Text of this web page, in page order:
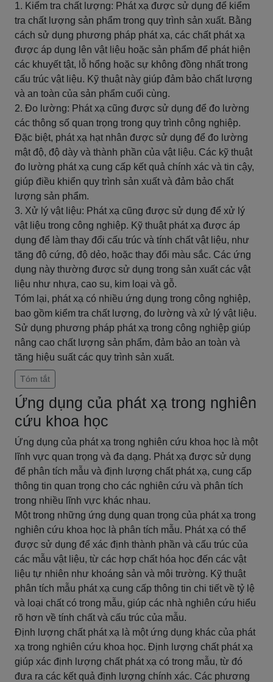
1. Kiểm tra chất lượng: Phát xạ được sử dụng để kiểm
tra chất lượng sản phẩm trong quy trình sản xuất. Bằng
cách sử dụng phương pháp phát xạ, các chất phát xạ
được áp dụng lên vật liệu hoặc sản phẩm để phát hiện
các khuyết tật, lỗ hổng hoặc sự không đồng nhất trong
cấu trúc vật liệu. Kỹ thuật này giúp đảm bảo chất lượng
và an toàn của sản phẩm cuối cùng.
2. Đo lường: Phát xạ cũng được sử dụng để đo lường
các thông số quan trọng trong quy trình công nghiệp.
Đặc biệt, phát xạ hạt nhân được sử dụng để đo lường
mật độ, độ dày và thành phần của vật liệu. Các kỹ thuật
đo lường phát xạ cung cấp kết quả chính xác và tin cậy,
giúp điều khiển quy trình sản xuất và đảm bảo chất
lượng sản phẩm.
3. Xử lý vật liệu: Phát xạ cũng được sử dụng để xử lý
vật liệu trong công nghiệp. Kỹ thuật phát xạ được áp
dụng để làm thay đổi cấu trúc và tính chất vật liệu, như
tăng độ cứng, độ dẻo, hoặc thay đổi màu sắc. Các ứng
dụng này thường được sử dụng trong sản xuất các vật
liệu như nhựa, cao su, kim loại và gỗ.
Tóm lại, phát xạ có nhiều ứng dụng trong công nghiệp,
bao gồm kiểm tra chất lượng, đo lường và xử lý vật liệu.
Sử dụng phương pháp phát xạ trong công nghiệp giúp
nâng cao chất lượng sản phẩm, đảm bảo an toàn và
tăng hiệu suất các quy trình sản xuất.
Tóm tắt
Ứng dụng của phát xạ trong nghiên
cứu khoa học
Ứng dụng của phát xạ trong nghiên cứu khoa học là một
lĩnh vực quan trọng và đa dạng. Phát xạ được sử dụng
để phân tích mẫu và định lượng chất phát xạ, cung cấp
thông tin quan trọng cho các nghiên cứu và phân tích
trong nhiều lĩnh vực khác nhau.
Một trong những ứng dụng quan trọng của phát xạ trong
nghiên cứu khoa học là phân tích mẫu. Phát xạ có thể
được sử dụng để xác định thành phần và cấu trúc của
các mẫu vật liệu, từ các hợp chất hóa học đến các vật
liệu tự nhiên như khoáng sản và môi trường. Kỹ thuật
phân tích mẫu phát xạ cung cấp thông tin chi tiết về tỷ lệ
và loại chất có trong mẫu, giúp các nhà nghiên cứu hiểu
rõ hơn về tính chất và cấu trúc của mẫu.
Định lượng chất phát xạ là một ứng dụng khác của phát
xạ trong nghiên cứu khoa học. Định lượng chất phát xạ
giúp xác định lượng chất phát xạ có trong mẫu, từ đó
đưa ra các kết quả định lượng chính xác. Các phương